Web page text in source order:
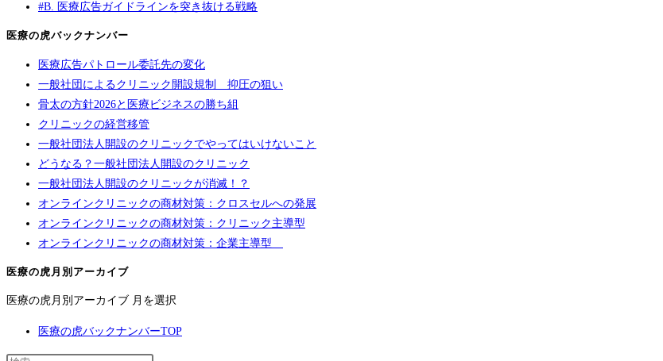
#B. 医療広告ガイドラインを突き抜ける戦略
医療の虎バックナンバー
医療広告パトロール委託先の変化
一般社団によるクリニック開設規制 抑圧の狙い
骨太の方針2026と医療ビジネスの勝ち組
クリニックの経営移管
一般社団法人開設のクリニックでやってはいけないこと
どうなる？一般社団法人開設のクリニック
一般社団法人開設のクリニックが消滅！？
オンラインクリニックの商材対策：クロスセルへの発展
オンラインクリニックの商材対策：クリニック主導型
オンラインクリニックの商材対策：企業主導型
医療の虎月別アーカイブ
医療の虎月別アーカイブ 月を選択
医療の虎バックナンバーTOP